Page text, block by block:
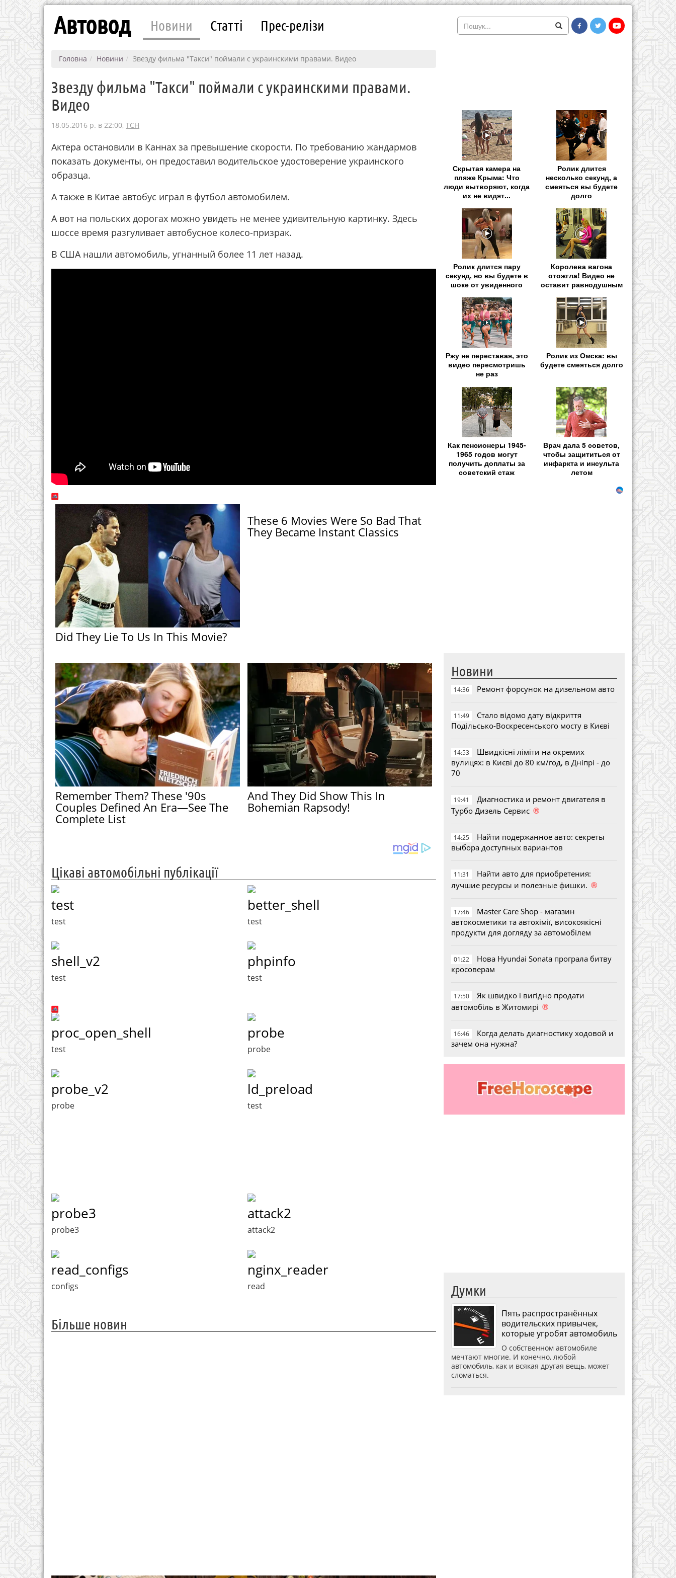
Автовод Новини Статті Прес-релізи
Головна Новини Звезду фильма "Такси" поймали с украинскими правами. Видео
Звезду фильма "Такси" поймали с украинскими правами.
Видео
18.05.2016 р. в 22:00, ТСН
Актера остановили в Каннах за превышение скорости. По требованию жандармов
показать документы, он предоставил водительское удостоверение украинского
образца.
А также в Китае автобус играл в футбол автомобилем.
А вот на польских дорогах можно увидеть не менее удивительную картинку. Здесь
шоссе время разгуливает автобусное колесо-призрак.
В США нашли автомобиль, угнанный более 11 лет назад.
Did They Lie To Us In This Movie?
These 6 Movies Were So Bad That
They Became Instant Classics
Remember Them? These '90s
Couples Defined An Era—See The
Complete List
And They Did Show This In
Bohemian Rapsody!
Цікаві автомобільні публікації
test
test
better_shell
test
shell_v2
test
phpinfo
test
proc_open_shell
test
probe
probe
probe_v2
probe
ld_preload
test
probe3
probe3
attack2
attack2
read_configs
configs
nginx_reader
read
Більше новин
Скрытая камера на
пляже Крыма: Что
люди вытворяют, когда
их не видят...
Ролик длится
несколько секунд, а
смеяться вы будете
долго
Ролик длится пару
секунд, но вы будете в
шоке от увиденного
Королева вагона
отожгла! Видео не
оставит равнодушным
Ржу не переставая, это
видео пересмотришь
не раз
Ролик из Омска: вы
будете смеяться долго
Как пенсионеры 1945-
1965 годов могут
получить доплаты за
советский стаж
Врач дала 5 советов,
чтобы защититься от
инфаркта и инсульта
летом
Новини
14:36 Ремонт форсунок на дизельном авто
11:49
Стало відомо дату відкриття
Подільсько-Воскресенського мосту в Києві
14:53
Швидкісні ліміти на окремих
вулицях: в Києві до 80 км/год, в Дніпрі - до
70
19:41
Диагностика и ремонт двигателя в
Турбо Дизель Сервис ®
14:25
Найти подержанное авто: секреты
выбора доступных вариантов
11:31
Найти авто для приобретения:
лучшие ресурсы и полезные фишки. ®
17:46
Master Care Shop - магазин
автокосметики та автохімії, високоякісні
продукти для догляду за автомобілем
01:22
Нова Hyundai Sonata програла битву
кросоверам
17:50
Як швидко і вигідно продати
автомобіль в Житомирі ®
16:46
Когда делать диагностику ходовой и
зачем она нужна?
Думки
Пять распространённых
водительских привычек,
которые угробят автомобиль
О собственном автомобиле
мечтают многие. И конечно, любой
автомобиль, как и всякая другая вещь, может
сломаться.